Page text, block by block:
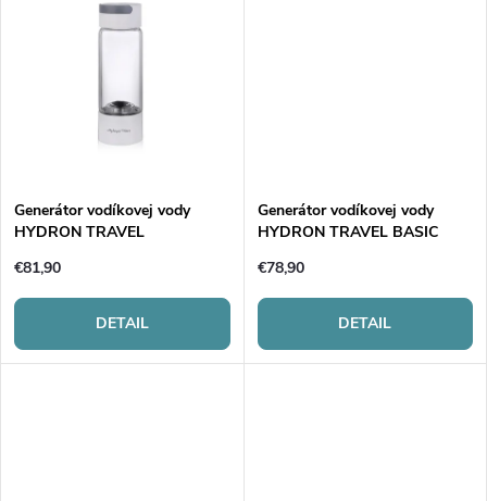
t
o
v
o
v
Generátor vodíkovej vody
HYDRON TRAVEL
€81,90
DETAIL
Generátor vodíkovej vody
HYDRON TRAVEL BASIC
€78,90
DETAIL